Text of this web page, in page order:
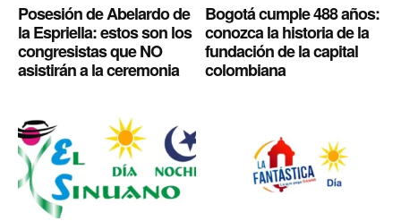
Posesión de Abelardo de
la Espriella: estos son los
congresistas que NO
asistirán a la ceremonia
Bogotá cumple 488 años:
conozca la historia de la
fundación de la capital
colombiana